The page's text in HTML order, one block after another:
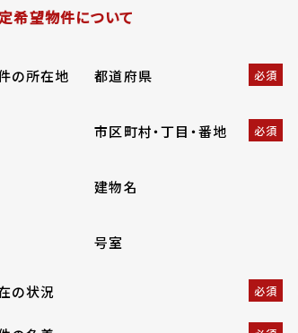
希望物件について
の所在地 都道府県 必須
市区町村・丁目・番地 必須
建物名
号室
の状況 必須